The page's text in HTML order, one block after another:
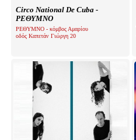
Circo National De Cuba -
ΡΕΘΥΜΝΟ
ΡΕΘΥΜΝΟ - κόμβος Αμαρίου
οδός Καπετάν Γιώργη 20